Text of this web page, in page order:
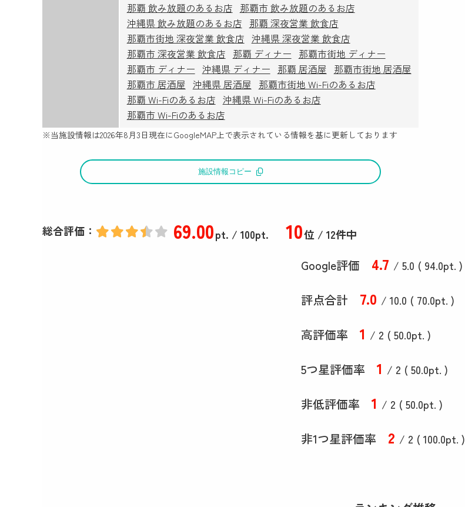
那覇 飲み放題のあるお店 那覇市 飲み放題のあるお店
沖縄県 飲み放題のあるお店 那覇 深夜営業 飲食店
那覇市街地 深夜営業 飲食店 沖縄県 深夜営業 飲食店
那覇市 深夜営業 飲食店 那覇 ディナー 那覇市街地 ディナー
那覇市 ディナー 沖縄県 ディナー 那覇 居酒屋 那覇市街地 居酒屋
那覇市 居酒屋 沖縄県 居酒屋 那覇市街地 Wi-Fiのあるお店
那覇 Wi-Fiのあるお店 沖縄県 Wi-Fiのあるお店
那覇市 Wi-Fiのあるお店
※当施設情報は2026年8月3日現在にGoogleMAP上で表示されている情報を基に更新しております
施設情報コピー
総合評価： 69.00pt. / 100pt. 10位 / 12件中
Google評価 4.7 / 5.0 ( 94.0pt. )
評点合計 7.0 / 10.0 ( 70.0pt. )
高評価率 1 / 2 ( 50.0pt. )
5つ星評価率 1 / 2 ( 50.0pt. )
非低評価率 1 / 2 ( 50.0pt. )
非1つ星評価率 2 / 2 ( 100.0pt. )